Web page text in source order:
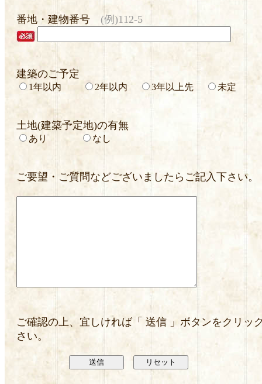
番地・建物番号 (例)112-5
建築のご予定
1年以内 2年以内 3年以上先 未定
土地(建築予定地)の有無
あり なし
ご要望・ご質問などございましたらご記入下さい。
ご確認の上、宜しければ「 送信 」ボタンをクリッ
さい。